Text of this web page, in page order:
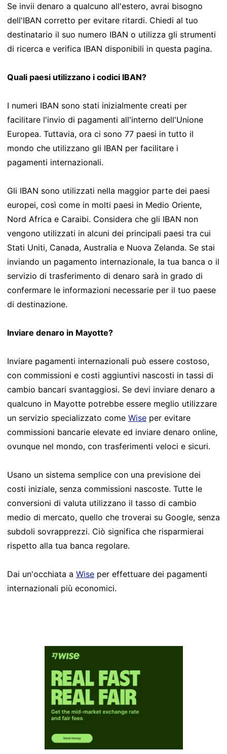
Se invii denaro a qualcuno all'estero, avrai bisogno
dell'IBAN corretto per evitare ritardi. Chiedi al tuo
destinatario il suo numero IBAN o utilizza gli strumenti
di ricerca e verifica IBAN disponibili in questa pagina.
Quali paesi utilizzano i codici IBAN?
I numeri IBAN sono stati inizialmente creati per
facilitare l'invio di pagamenti all'interno dell'Unione
Europea. Tuttavia, ora ci sono 77 paesi in tutto il
mondo che utilizzano gli IBAN per facilitare i
pagamenti internazionali.
Gli IBAN sono utilizzati nella maggior parte dei paesi
europei, così come in molti paesi in Medio Oriente,
Nord Africa e Caraibi. Considera che gli IBAN non
vengono utilizzati in alcuni dei principali paesi tra cui
Stati Uniti, Canada, Australia e Nuova Zelanda. Se stai
inviando un pagamento internazionale, la tua banca o il
servizio di trasferimento di denaro sarà in grado di
confermare le informazioni necessarie per il tuo paese
di destinazione.
Inviare denaro in Mayotte?
Inviare pagamenti internazionali può essere costoso,
con commissioni e costi aggiuntivi nascosti in tassi di
cambio bancari svantaggiosi. Se devi inviare denaro a
qualcuno in Mayotte potrebbe essere meglio utilizzare
un servizio specializzato come Wise per evitare
commissioni bancarie elevate ed inviare denaro online,
ovunque nel mondo, con trasferimenti veloci e sicuri.
Usano un sistema semplice con una previsione dei
costi iniziale, senza commissioni nascoste. Tutte le
conversioni di valuta utilizzano il tasso di cambio
medio di mercato, quello che troverai su Google, senza
subdoli sovrapprezzi. Ciò significa che risparmierai
rispetto alla tua banca regolare.
Dai un'occhiata a Wise per effettuare dei pagamenti
internazionali più economici.